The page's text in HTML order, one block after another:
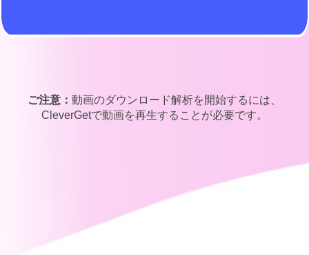
ご注意： 動画のダウンロード解析を開始するには、
CleverGetで動画を再生することが必要です。